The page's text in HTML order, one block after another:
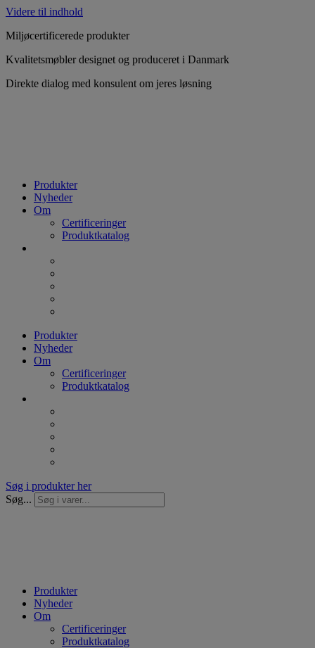
Videre til indhold
Miljøcertificerede produkter
Kvalitetsmøbler designet og produceret i Danmark
Direkte dialog med konsulent om jeres løsning
Produkter
Nyheder
Om
Certificeringer
Produktkatalog
Produkter
Nyheder
Om
Certificeringer
Produktkatalog
Søg i produkter her
Søg...
Produkter
Nyheder
Om
Certificeringer
Produktkatalog